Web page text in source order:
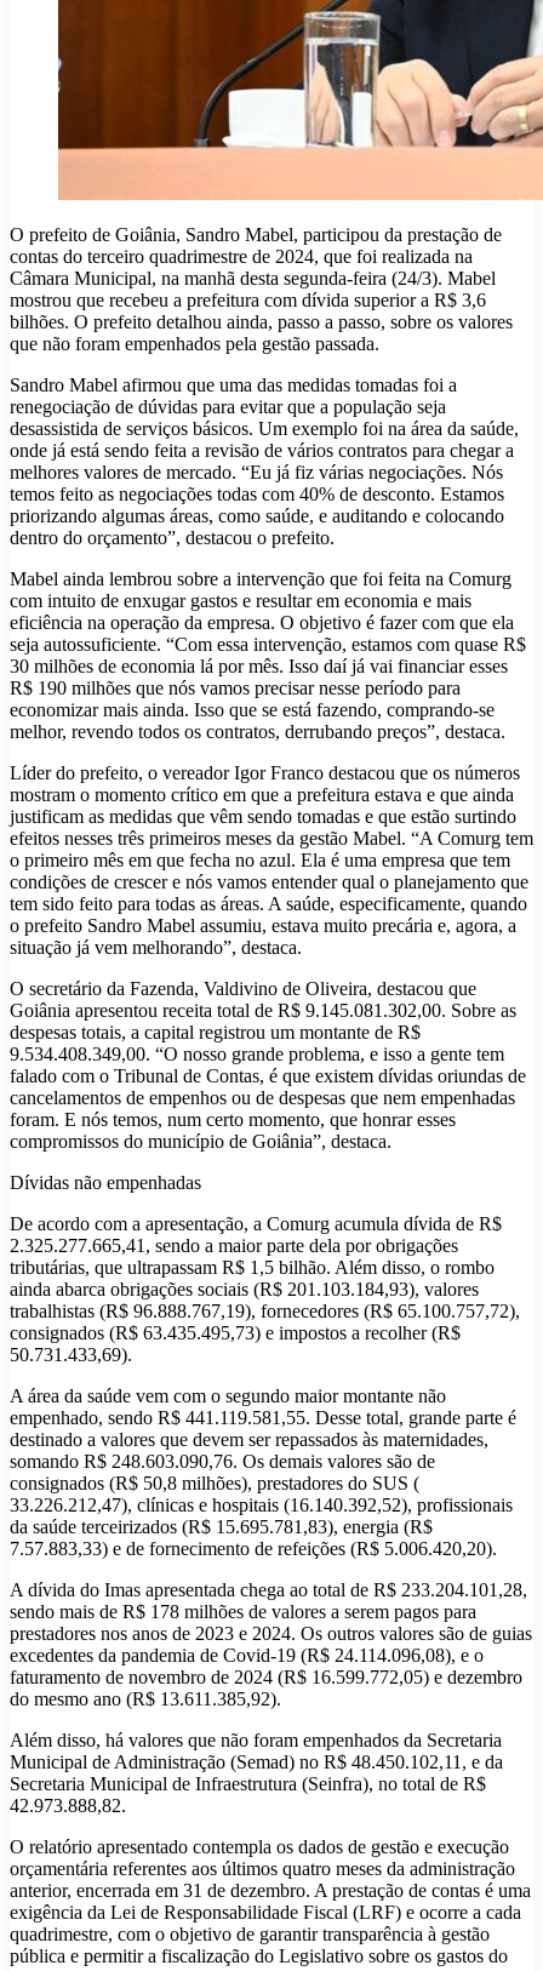
O prefeito de Goiânia, Sandro Mabel, participou da prestação de
contas do terceiro quadrimestre de 2024, que foi realizada na
Câmara Municipal, na manhã desta segunda-feira (24/3). Mabel
mostrou que recebeu a prefeitura com dívida superior a R$ 3,6
bilhões. O prefeito detalhou ainda, passo a passo, sobre os valores
que não foram empenhados pela gestão passada.
Sandro Mabel afirmou que uma das medidas tomadas foi a
renegociação de dúvidas para evitar que a população seja
desassistida de serviços básicos. Um exemplo foi na área da saúde,
onde já está sendo feita a revisão de vários contratos para chegar a
melhores valores de mercado. “Eu já fiz várias negociações. Nós
temos feito as negociações todas com 40% de desconto. Estamos
priorizando algumas áreas, como saúde, e auditando e colocando
dentro do orçamento”, destacou o prefeito.
Mabel ainda lembrou sobre a intervenção que foi feita na Comurg
com intuito de enxugar gastos e resultar em economia e mais
eficiência na operação da empresa. O objetivo é fazer com que ela
seja autossuficiente. “Com essa intervenção, estamos com quase R$
30 milhões de economia lá por mês. Isso daí já vai financiar esses
R$ 190 milhões que nós vamos precisar nesse período para
economizar mais ainda. Isso que se está fazendo, comprando-se
melhor, revendo todos os contratos, derrubando preços”, destaca.
Líder do prefeito, o vereador Igor Franco destacou que os números
mostram o momento crítico em que a prefeitura estava e que ainda
justificam as medidas que vêm sendo tomadas e que estão surtindo
efeitos nesses três primeiros meses da gestão Mabel. “A Comurg tem
o primeiro mês em que fecha no azul. Ela é uma empresa que tem
condições de crescer e nós vamos entender qual o planejamento que
tem sido feito para todas as áreas. A saúde, especificamente, quando
o prefeito Sandro Mabel assumiu, estava muito precária e, agora, a
situação já vem melhorando”, destaca.
O secretário da Fazenda, Valdivino de Oliveira, destacou que
Goiânia apresentou receita total de R$ 9.145.081.302,00. Sobre as
despesas totais, a capital registrou um montante de R$
9.534.408.349,00. “O nosso grande problema, e isso a gente tem
falado com o Tribunal de Contas, é que existem dívidas oriundas de
cancelamentos de empenhos ou de despesas que nem empenhadas
foram. E nós temos, num certo momento, que honrar esses
compromissos do município de Goiânia”, destaca.
Dívidas não empenhadas
De acordo com a apresentação, a Comurg acumula dívida de R$
2.325.277.665,41, sendo a maior parte dela por obrigações
tributárias, que ultrapassam R$ 1,5 bilhão. Além disso, o rombo
ainda abarca obrigações sociais (R$ 201.103.184,93), valores
trabalhistas (R$ 96.888.767,19), fornecedores (R$ 65.100.757,72),
consignados (R$ 63.435.495,73) e impostos a recolher (R$
50.731.433,69).
A área da saúde vem com o segundo maior montante não
empenhado, sendo R$ 441.119.581,55. Desse total, grande parte é
destinado a valores que devem ser repassados às maternidades,
somando R$ 248.603.090,76. Os demais valores são de
consignados (R$ 50,8 milhões), prestadores do SUS (
33.226.212,47), clínicas e hospitais (16.140.392,52), profissionais
da saúde terceirizados (R$ 15.695.781,83), energia (R$
7.57.883,33) e de fornecimento de refeições (R$ 5.006.420,20).
A dívida do Imas apresentada chega ao total de R$ 233.204.101,28,
sendo mais de R$ 178 milhões de valores a serem pagos para
prestadores nos anos de 2023 e 2024. Os outros valores são de guias
excedentes da pandemia de Covid-19 (R$ 24.114.096,08), e o
faturamento de novembro de 2024 (R$ 16.599.772,05) e dezembro
do mesmo ano (R$ 13.611.385,92).
Além disso, há valores que não foram empenhados da Secretaria
Municipal de Administração (Semad) no R$ 48.450.102,11, e da
Secretaria Municipal de Infraestrutura (Seinfra), no total de R$
42.973.888,82.
O relatório apresentado contempla os dados de gestão e execução
orçamentária referentes aos últimos quatro meses da administração
anterior, encerrada em 31 de dezembro. A prestação de contas é uma
exigência da Lei de Responsabilidade Fiscal (LRF) e ocorre a cada
quadrimestre, com o objetivo de garantir transparência à gestão
pública e permitir a fiscalização do Legislativo sobre os gastos do